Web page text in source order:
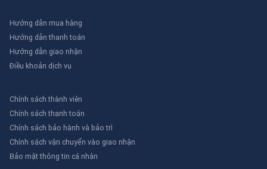
Hướng dẫn mua hàng
Hướng dẫn thanh toán
Hướng dẫn giao nhận
Điều khoản dịch vụ
Chính sách thành viên
Chính sách thanh toán
Chính sách bảo hành và bảo trì
Chính sách vận chuyển vào giao nhận
Bảo mật thông tin cá nhân